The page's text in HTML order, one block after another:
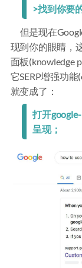
>找到你要
但是现在
现到你的眼睛，
面板(knowledge
它SERP增强功能
就变成了：
打开
呈现；